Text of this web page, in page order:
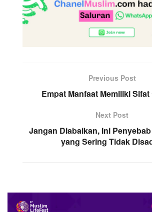
Previous Post
Empat Manfaat Memiliki Sifat
Next Post
Jangan Diabaikan, Ini
yang Sering Tidak